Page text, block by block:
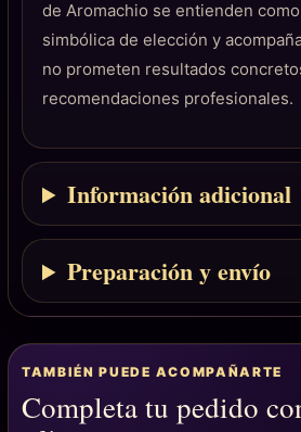
de Aromachio se entienden
simbólica de elección y
no prometen resultados
recomendaciones profesionales.
Información adicional
Preparación y envío
TAMBIÉN PUEDE ACOMPAÑARTE
Completa tu pedido